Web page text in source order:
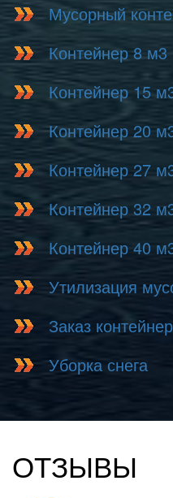
Мусорный
Контейнер 8 м3
Контейнер 15
Контейнер 20
Контейнер 27
Контейнер 32
Контейнер 40
Утилизация
Заказ
Уборка снега
ОТЗЫВЫ